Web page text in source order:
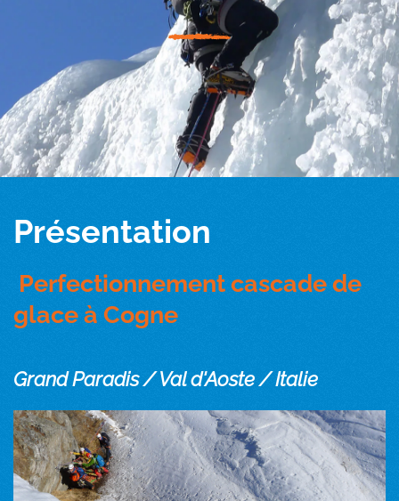
Présentation
Perfectionnement cascade de
glace à Cogne
Grand Paradis / Val d'Aoste / Italie